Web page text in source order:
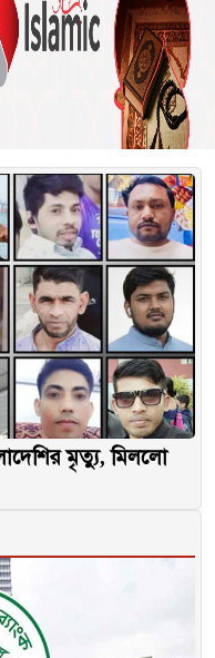
মৃত্যু, মিললো